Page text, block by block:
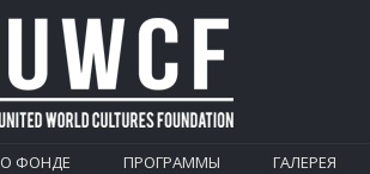
О ФОНДЕ ПРОГРАММЫ ГАЛЕРЕЯ